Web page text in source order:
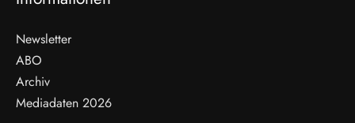
Newsletter
ABO
Archiv
Mediadaten 2026